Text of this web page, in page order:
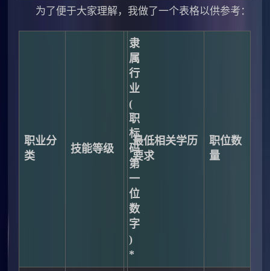
为了便于大家理解，我做了一个表格以供参考：
职业分
类
技能等级
隶
属
行
业
(
职
标
码
第
一
位
数
字
)
*
最低相关学历
要求
职位数
量